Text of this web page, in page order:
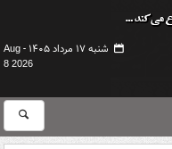
شنبه ۱۷ مرداد ۱۴۰۵ -
Aug
8 2026